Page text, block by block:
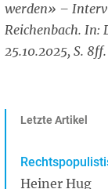
werden» –
Reichenbach.
25.10.2025, S. 8ff.
Letzte Artikel
Heiner Hug